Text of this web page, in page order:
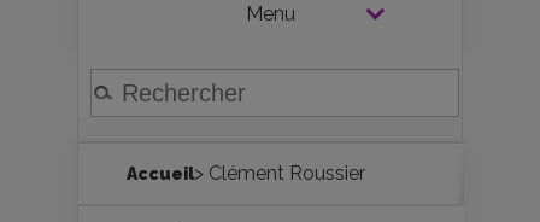
Menu
Accueil> Clément Roussier